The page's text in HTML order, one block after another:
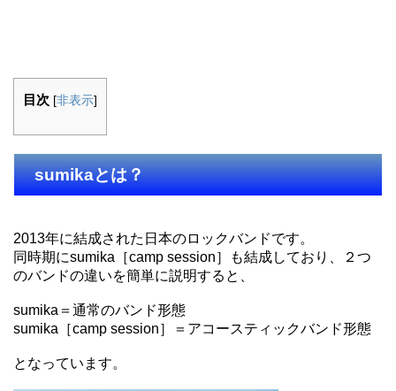
目次 [非表示]
sumikaとは？
2013年に結成された日本のロックバンドです。
同時期にsumika［camp session］も結成しており、２つ
のバンドの違いを簡単に説明すると、
sumika＝通常のバンド形態
sumika［camp session］＝アコースティックバンド形態
となっています。